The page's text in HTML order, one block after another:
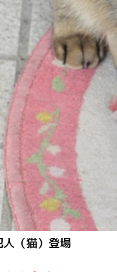
人（猫）登場